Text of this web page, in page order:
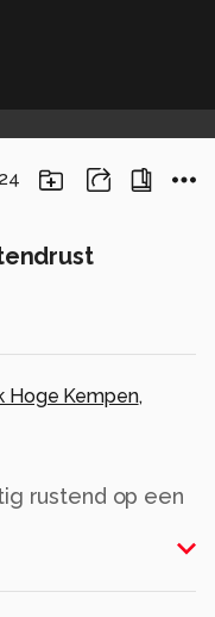
24
Hoge Kempen,
rustend op een
blauwe